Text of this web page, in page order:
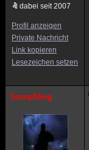
dabei seit 2007
Profil anzeigen
Private Nachricht
Link kopieren
Lesezeichen setzen
Sumpfding